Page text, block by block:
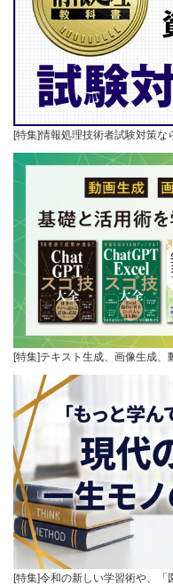
[特集]情報処理技術者試験対策な
[特集]テキスト生成、画像生成
[特集]令和の新しい学習術や、